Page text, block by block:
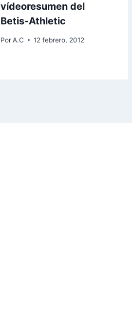
vídeoresumen del
Betis-Athletic
PorA.C 12 febrero, 2012